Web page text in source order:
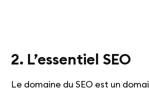
2. L’essentiel SEO
Le domaine du SEO est un